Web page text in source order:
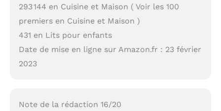
293 144 en Cuisine et Maison ( Voir les 100
premiers en Cuisine et Maison )
431 en Lits pour enfants
Date de mise en ligne sur Amazon.fr : 23 février
2023
Note de la rédaction 16/20